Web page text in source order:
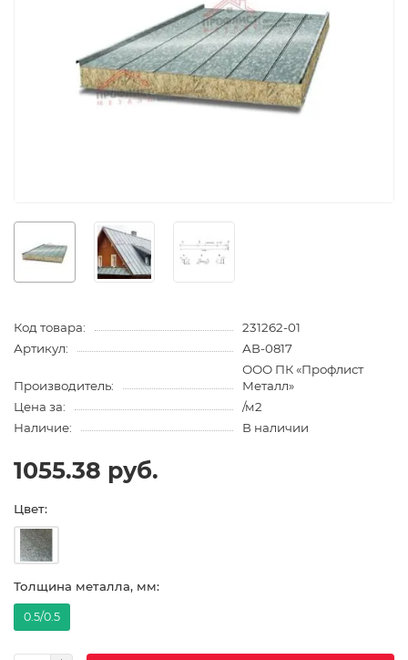
Код товара:
231262-01
Артикул:
АВ-0817
Производитель:
ООО ПК «Профлист
Металл»
Цена за:
/м2
Наличие:
В наличии
1055.38 руб.
Цвет:
Толщина металла, мм:
0.5/0.5